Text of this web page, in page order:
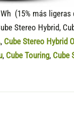
(15% más
Stereo Hybrid,
, Cube Stereo Hybrid
, Cube Touring, Cube